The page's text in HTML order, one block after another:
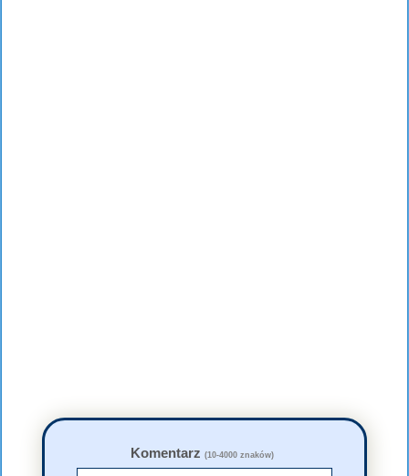
Komentarz (10-4000 znaków)